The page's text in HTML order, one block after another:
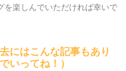
を楽しんでいただければ幸いで
にはこんな記事もあり
いってね！）